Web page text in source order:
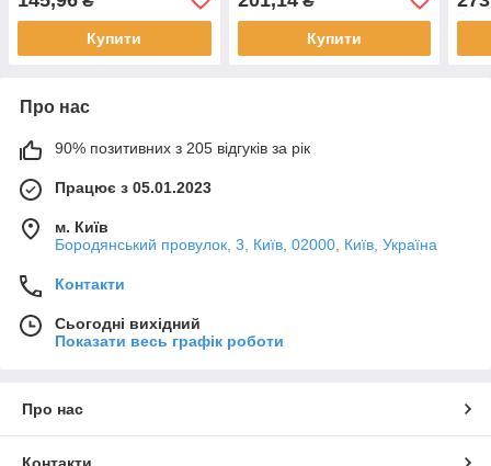
Купити Купити
Про нас
90% позитивних з 205 відгуків за рік
Працює з 05.01.2023
м. Київ
Бородянський провулок, 3, Київ, 02000, Київ, Україна
Контакти
Сьогодні вихідний
Показати весь графік роботи
Про нас